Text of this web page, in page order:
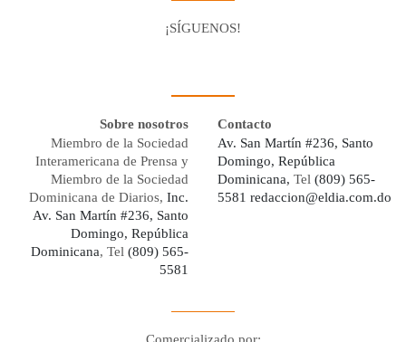
¡SÍGUENOS!
Sobre nosotros
Miembro de la Sociedad
Interamericana de Prensa y
Miembro de la Sociedad
Dominicana de Diarios, Inc.
Av. San Martín #236, Santo
Domingo, República
Dominicana, Tel (809) 565-
5581
Contacto
Av. San Martín #236, Santo
Domingo, República
Dominicana, Tel (809) 565-
5581 redaccion@eldia.com.do